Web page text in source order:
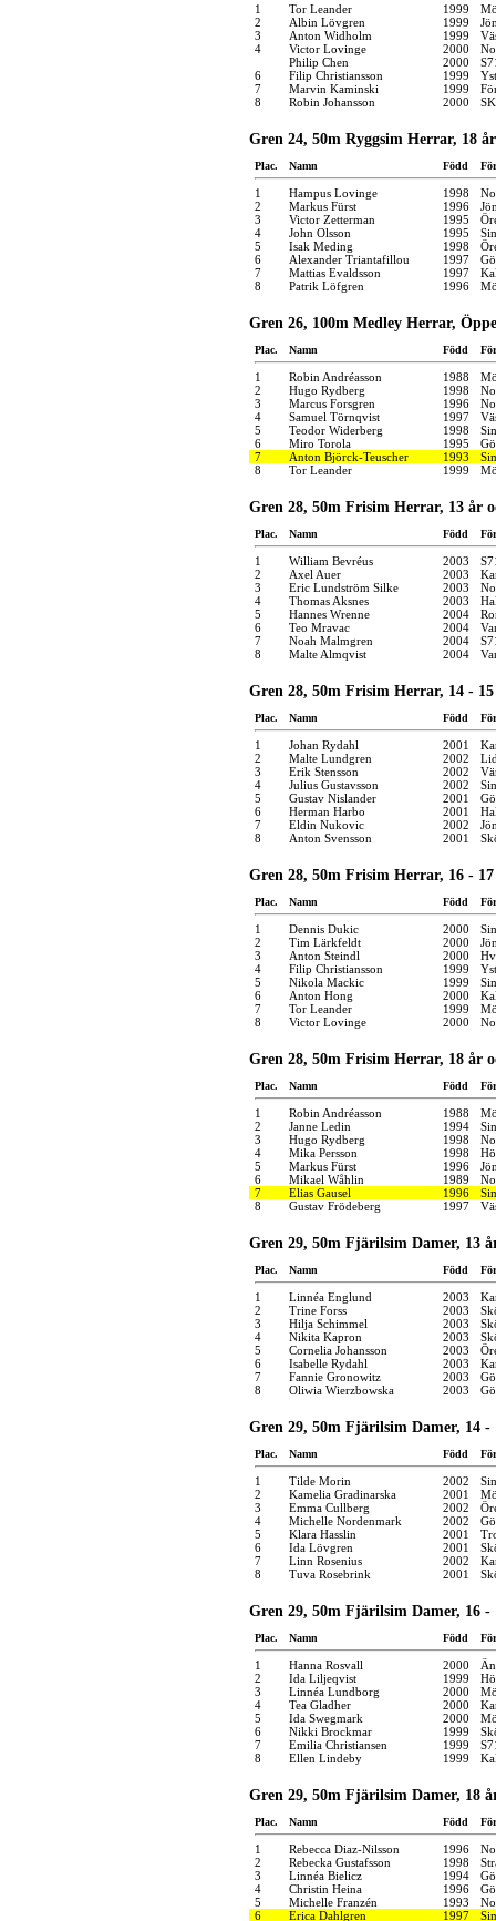
1 Tor Leander 1999
2
Albin Lövgren 1999
3
Anton Widholm 1999
4
Victor Lovinge 2000
Philip Chen
2000
6
Filip Christiansson 1999
7
Marvin Kaminski 1999
8
Robin Johansson 2000
Gren 24, 50m Ryggsim Herrar, 18
Plac. Namn Född
1 Hampus Lovinge 1998
2
Markus Fürst 1996
3
Victor Zetterman 1995
4
John Olsson 1995
5
Isak Meding 1998
6
Alexander Triantafillou 1997
7
Mattias Evaldsson 1997
8
Patrik Löfgren 1996
Gren 26, 100m Medley Herrar,
Plac. Namn Född
1 Robin Andréasson 1988
2
Hugo Rydberg 1998
3
Marcus Forsgren 1996
4
Samuel Törnqvist 1997
5
Teodor Widerberg 1998
6
Miro Torola 1995
7
Anton Björck-Teuscher 1993
8
Tor Leander 1999
Gren 28, 50m Frisim Herrar, 13 år
Plac. Namn Född
1 William Bevréus 2003
2
Axel Auer 2003
3
Eric Lundström Silke 2003
4
Thomas Aksnes 2003
5
Hannes Wrenne 2004
6
Teo Mravac 2004
7
Noah Malmgren 2004
8
Malte Almqvist 2004
Gren 28, 50m Frisim Herrar, 14 -
Plac. Namn Född
1 Johan Rydahl 2001
2
Malte Lundgren 2002
3
Erik Stensson 2002
4
Julius Gustavsson 2002
5
Gustav Nislander 2001
6
Herman Harbo 2001
7
Eldin Nukovic 2002
8
Anton Svensson 2001
Gren 28, 50m Frisim Herrar, 16 -
Plac. Namn Född
1 Dennis Dukic 2000
2
Tim Lärkfeldt 2000
3
Anton Steindl 2000
4
Filip Christiansson 1999
5
Nikola Mackic 1999
6
Anton Hong 2000
7
Tor Leander 1999
8
Victor Lovinge 2000
Gren 28, 50m Frisim Herrar, 18 år
Plac. Namn Född
1 Robin Andréasson 1988
2
Janne Ledin 1994
3
Hugo Rydberg 1998
4
Mika Persson 1998
5
Markus Fürst 1996
6
Mikael Wåhlin 1989
7
Elias Gausel 1996
8
Gustav Frödeberg 1997
Gren 29, 50m Fjärilsim Damer, 13
Plac. Namn Född
1 Linnéa Englund 2003
2
Trine Forss 2003
3
Hilja Schimmel 2003
4
Nikita Kapron 2003
5
Cornelia Johansson 2003
6
Isabelle Rydahl 2003
7
Fannie Gronowitz 2003
8
Oliwia Wierzbowska 2003
Gren 29, 50m Fjärilsim Damer, 14 -
Plac. Namn Född
1 Tilde Morin 2002
2
Kamelia Gradinarska 2001
3
Emma Cullberg 2002
4
Michelle Nordenmark 2002
5
Klara Hasslin 2001
6
Ida Lövgren 2001
7
Linn Rosenius 2002
8
Tuva Rosebrink 2001
Gren 29, 50m Fjärilsim Damer, 16 -
Plac. Namn Född
1 Hanna Rosvall 2000
2
Ida Liljeqvist 1999
3
Linnéa Lundborg 2000
4
Tea Gladher 2000
5
Ida Swegmark 2000
6
Nikki Brockmar 1999
7
Emilia Christiansen 1999
8
Ellen Lindeby 1999
Gren 29, 50m Fjärilsim Damer, 18
Plac. Namn Född
1 Rebecca Diaz-Nilsson 1996
2
Rebecka Gustafsson 1998
3
Linnéa Bielicz 1994
4
Christin Heina 1996
5
Michelle Franzén 1993
6
Erica Dahlgren 1997